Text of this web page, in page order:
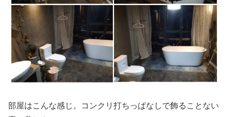
部屋はこんな感じ。コンクリ打ちっぱなしで飾ることない